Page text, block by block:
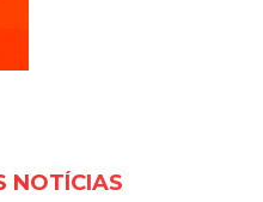
NOTÍCIAS